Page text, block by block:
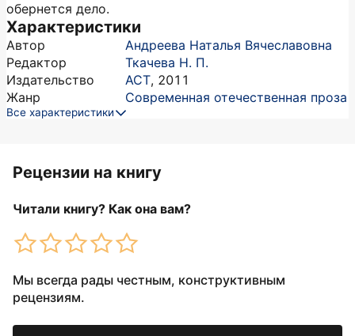
обернется дело.
Характеристики
Автор
Андреева Наталья Вячеславовна
Редактор
Ткачева Н. П.
Издательство
АСТ, 2011
Жанр
Современная отечественная проза
Все характеристики
Рецензии на книгу
Читали книгу? Как она вам?
Мы всегда рады честным, конструктивным
рецензиям.